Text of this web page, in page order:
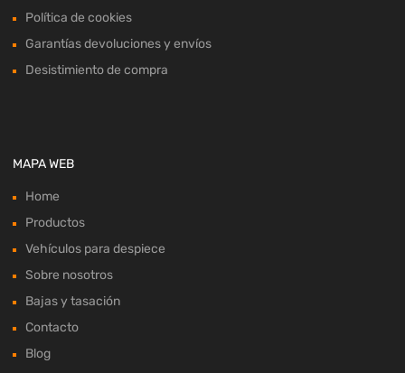
Política de cookies
Garantías devoluciones y envíos
Desistimiento de compra
MAPA WEB
Home
Productos
Vehículos para despiece
Sobre nosotros
Bajas y tasación
Contacto
Blog